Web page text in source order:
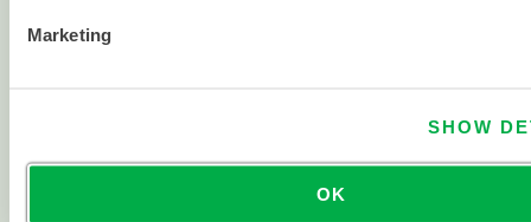
Marketing
SHOW
OK
Unternehmensgeschichte